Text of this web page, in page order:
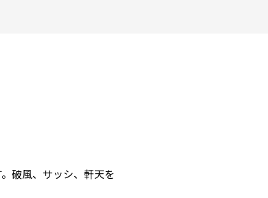
破風、サッシ、軒天を